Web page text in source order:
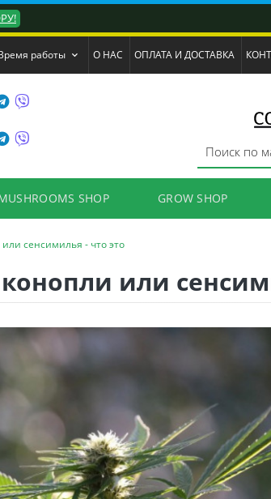
работы О НАС ОПЛАТА И ДОСТАВКА
SHOP GROW SHOP
сенсимилья - что это
или